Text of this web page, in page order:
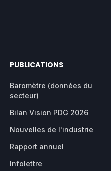
PUBLICATIONS
Baromètre (données du
secteur)
Bilan Vision PDG 2026
Nouvelles de l'industrie
Rapport annuel
Infolettre